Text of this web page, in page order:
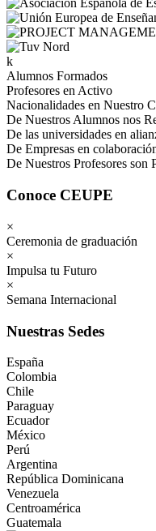
k
Alumnos Formados
Profesores en Activo
Nacionalidades en Nuestro
De Nuestros Alumnos nos
De las universidades en
De Empresas en
De Nuestros Profesores son
Conoce CEUPE
×
Ceremonia de graduación
×
Impulsa tu Futuro
×
Semana Internacional
Nuestras Sedes
España
Colombia
Chile
Paraguay
Ecuador
México
Perú
Argentina
República Dominicana
Venezuela
Centroamérica
Guatemala